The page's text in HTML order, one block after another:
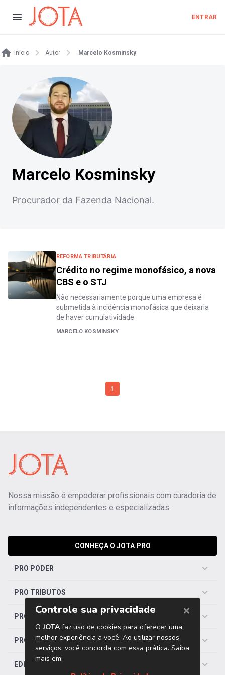
ENTRAR
Início Autor Marcelo Kosminsky
Marcelo Kosminsky
Procurador da Fazenda Nacional.
REFORMA TRIBUTÁRIA
Crédito no regime monofásico, a nova
CBS e o STJ
Não necessariamente porque uma empresa é
submetida à incidência monofásica que deixaria
de haver cumulatividade
MARCELO KOSMINSKY
1
Nossa missão é empoderar profissionais com curadoria de
informações independentes e especializadas.
CONHEÇA O JOTA PRO
PRO PODER
PRO TRIBUTOS
PRO TRABALHISTA
PRO SAÚDE
EDITORIAS